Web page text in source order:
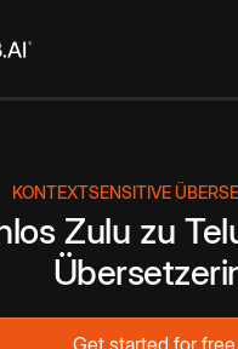
KONTEXTSENSITIVE
Zulu zu
Get started for free